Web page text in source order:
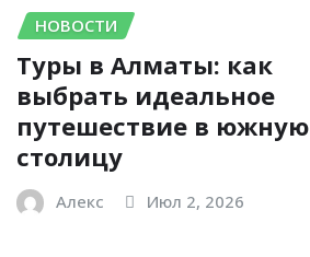
НОВОСТИ
Туры в Алматы: как
выбрать идеальное
путешествие в южную
столицу
Алекс Июл 2, 2026